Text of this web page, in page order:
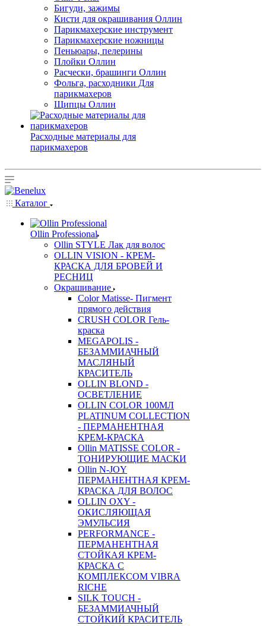
Бигуди, зажимы
Кисти для окрашивания Оллин
Парикмахерские инструмент
Парикмахерские ножницы
Пеньюары, пелерины
Плойки Оллин
Расчески, брашинги Оллин
Фольга, расходники Для
парикмахеров
Щипцы Оллин
Расходные материалы для
парикмахеров
Каталог
Ollin Professional
Ollin STYLE Лак для волос
OLLIN VISION - КРЕМ-
КРАСКА ДЛЯ БРОВЕЙ И
РЕСНИЦ
Окрашивание
Color Matisse- Пигмент
прямого действия
CRUSH COLOR Гель-
краска
MEGAPOLIS -
БЕЗАММИАЧНЫЙ
МАСЛЯНЫЙ
КРАСИТЕЛЬ
OLLIN BLOND -
ОСВЕТЛЕНИЕ
OLLIN COLOR 100МЛ
PLATINUM COLLECTION
- ПЕРМАНЕНТНАЯ
КРЕМ-КРАСКА
Ollin MATISSE COLOR -
ТОНИРУЮЩИЕ МАСКИ
Ollin N-JOY
ПЕРМАНЕНТНАЯ КРЕМ-
КРАСКА ДЛЯ ВОЛОС
OLLIN OXY -
ОКИСЛЯЮЩАЯ
ЭМУЛЬСИЯ
PERFORMANCE -
ПЕРМАНЕНТНАЯ
СТОЙКАЯ КРЕМ-
КРАСКА С
КОМПЛЕКСОМ VIBRA
RICHE
SILK TOUCH -
БЕЗАММИАЧНЫЙ
СТОЙКИЙ КРАСИТЕЛЬ